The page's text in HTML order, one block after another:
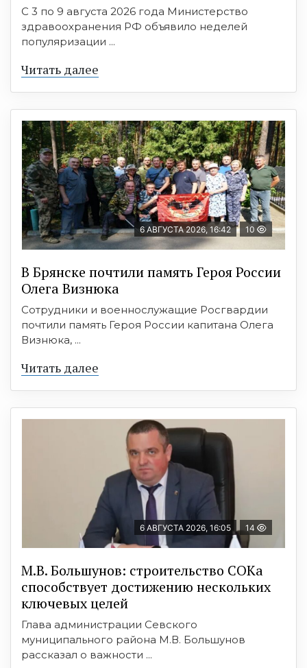
С 3 по 9 августа 2026 года Министерство
здравоохранения РФ объявило неделей
популяризации ...
Читать далее
6 АВГУСТА 2026, 16:42 10
В Брянске почтили память Героя России
Олега Визнюка
Сотрудники и военнослужащие Росгвардии
почтили память Героя России капитана Олега
Визнюка, ...
Читать далее
6 АВГУСТА 2026, 16:05 14
М.В. Большунов: строительство СОКа
способствует достижению нескольких
ключевых целей
Глава администрации Севского
муниципального района М.В. Большунов
рассказал о важности ...